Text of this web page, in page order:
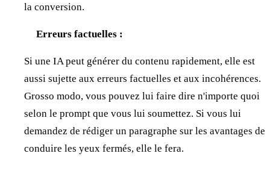
la conversion.
Erreurs factuelles :
Si une IA peut générer du contenu rapidement, elle est
aussi sujette aux erreurs factuelles et aux incohérences.
Grosso modo, vous pouvez lui faire dire n'importe quoi
selon le prompt que vous lui soumettez. Si vous lui
demandez de rédiger un paragraphe sur les avantages de
conduire les yeux fermés, elle le fera.